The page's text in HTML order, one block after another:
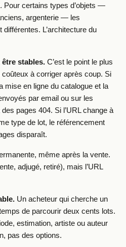
Pour certains types d’objets —
argenterie — les
L’architecture du
stables. C’est le point le plus
à corriger après coup. Si
mise en ligne du catalogue et la
par email ou sur les
pages 404. Si l’URL change à
type de lot, le référencement
disparaît.
même après la vente.
adjugé, retiré), mais l’URL
Un acheteur qui cherche un
de parcourir deux cents lots.
estimation, artiste ou auteur
pas des options.